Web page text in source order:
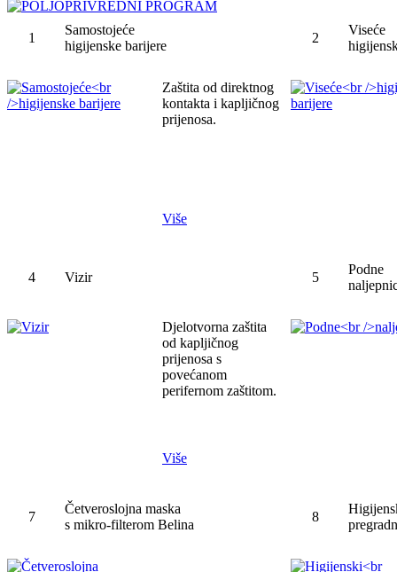
1
Samostojeće
higijenske barijere
Zaštita od direktnog
kontakta i kapljičnog
prijenosa.
Više
2
Viseće
4 Vizir
Djelotvorna zaštita
od kapljičnog
prijenosa s
povećanom
perifernom zaštitom.
Više
5
Podne
7
Četveroslojna maska
s mikro-filterom Belina
8